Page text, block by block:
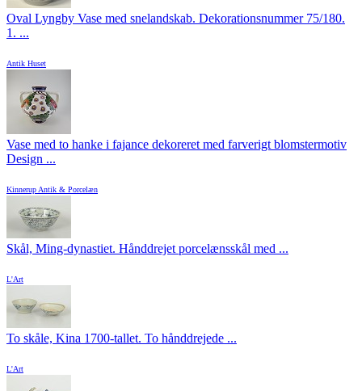
Oval Lyngby Vase med snelandskab. Dekorationsnummer 75/180.
1. ...
Antik Huset
Vase med to hanke i fajance dekoreret med farverigt blomstermotiv
Design ...
Kinnerup Antik & Porcelæn
Skål, Ming-dynastiet. Hånddrejet porcelænsskål med ...
L'Art
To skåle, Kina 1700-tallet. To hånddrejede ...
L'Art